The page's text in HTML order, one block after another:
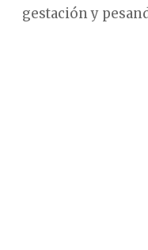
gestación y